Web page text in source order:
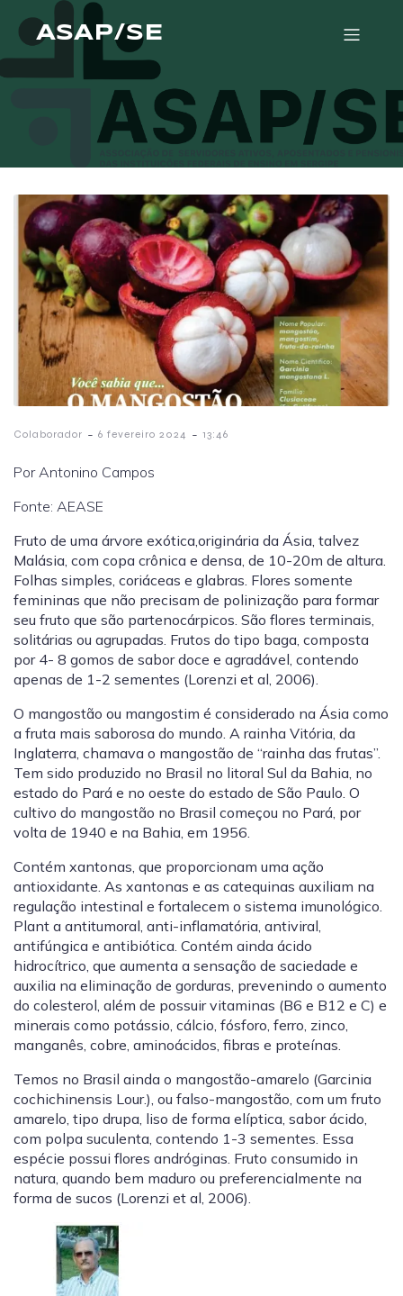
ASAP/SE
Colaborador - 6 fevereiro 2024 - 13:46
Por Antonino Campos
Fonte: AEASE
Fruto de uma árvore exótica,originária da Ásia, talvez
Malásia, com copa crônica e densa, de 10-20m de altura.
Folhas simples, coriáceas e glabras. Flores somente
femininas que não precisam de polinização para formar
seu fruto que são partenocárpicos. São flores terminais,
solitárias ou agrupadas. Frutos do tipo baga, composta
por 4- 8 gomos de sabor doce e agradável, contendo
apenas de 1-2 sementes (Lorenzi et al, 2006).
O mangostão ou mangostim é considerado na Ásia como
a fruta mais saborosa do mundo. A rainha Vitória, da
Inglaterra, chamava o mangostão de “rainha das frutas”.
Tem sido produzido no Brasil no litoral Sul da Bahia, no
estado do Pará e no oeste do estado de São Paulo. O
cultivo do mangostão no Brasil começou no Pará, por
volta de 1940 e na Bahia, em 1956.
Contém xantonas, que proporcionam uma ação
antioxidante. As xantonas e as catequinas auxiliam na
regulação intestinal e fortalecem o sistema imunológico.
Plant a antitumoral, anti-inflamatória, antiviral,
antifúngica e antibiótica. Contém ainda ácido
hidrocítrico, que aumenta a sensação de saciedade e
auxilia na eliminação de gorduras, prevenindo o aumento
do colesterol, além de possuir vitaminas (B6 e B12 e C) e
minerais como potássio, cálcio, fósforo, ferro, zinco,
manganês, cobre, aminoácidos, fibras e proteínas.
Temos no Brasil ainda o mangostão-amarelo (Garcinia
cochichinensis Lour.), ou falso-mangostão, com um fruto
amarelo, tipo drupa, liso de forma elíptica, sabor ácido,
com polpa suculenta, contendo 1-3 sementes. Essa
espécie possui flores andróginas. Fruto consumido in
natura, quando bem maduro ou preferencialmente na
forma de sucos (Lorenzi et al, 2006).